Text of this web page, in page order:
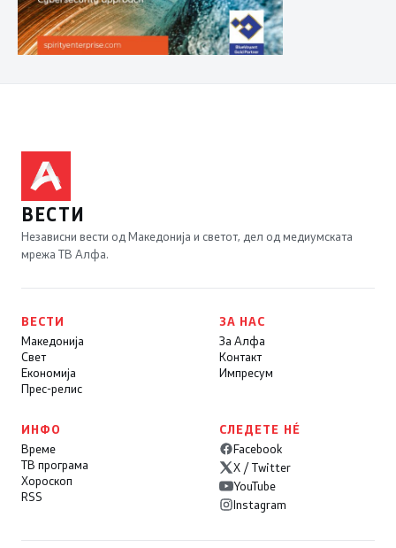
ВЕСТИ
Независни вести од Македонија и светот, дел од медиумската
мрежа ТВ Алфа.
ВЕСТИ
Македонија
Свет
Економија
Прес-релис
ЗА НАС
За Алфа
Контакт
Импресум
ИНФО
Време
ТВ програма
Хороскоп
RSS
СЛЕДЕТЕ НÉ
Facebook
X / Twitter
YouTube
Instagram